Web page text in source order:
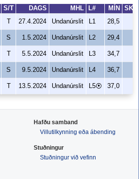
S/T DAGS MHL L# MÍN
SKH
27.4.2024 Undanúrslit L1 28,5
S 1.5.2024 Undanúrslit L2 29,4
5.5.2024 Undanúrslit L3 34,7
S 9.5.2024 Undanúrslit L4 36,7
13.5.2024 Undanúrslit L5⦿ 37,0
Hafðu samband
Villutilkynning eða ábending
Stuðningur
Stuðningur við vefinn